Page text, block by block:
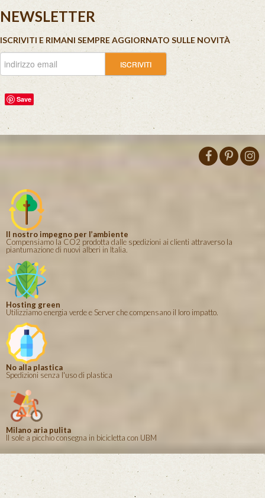
NEWSLETTER
ISCRIVITI E RIMANI SEMPRE AGGIORNATO SULLE NOVITÀ
Save
Il nostro impegno per l’ambiente
Compensiamo la CO2 prodotta dalle spedizioni ai clienti attraverso la
piantumazione di nuovi alberi in Italia.
Hosting green
Utilizziamo energia verde e Server che compensano il loro impatto.
No alla plastica
Spedizioni senza l'uso di plastica
Milano aria pulita
Il sole a picchio consegna in bicicletta con UBM